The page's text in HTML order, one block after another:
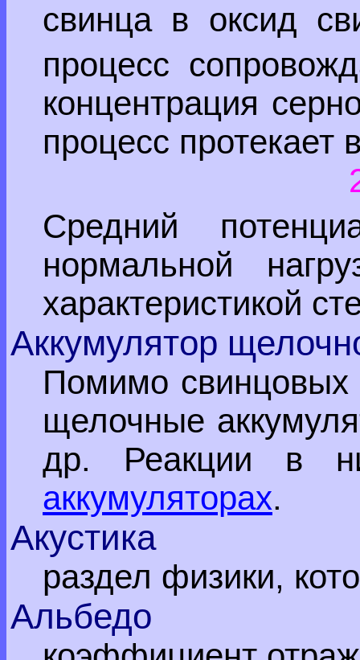
свинца в оксид
процесс
концентрация
процесс протекает
Средний
нормальной
характеристикой
Аккумулятор
Помимо свинцовых
щелочные
др. Реакции в
аккумуляторах.
Акустика
раздел физики,
Альбедо